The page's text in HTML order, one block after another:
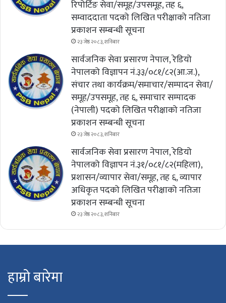
रिपोर्टिङ सेवा/समूह/उपसमूह, तह ६,
सम्वाददाता पदको लिखित परीक्षाको नतिजा
प्रकाशन सम्बन्धी सूचना
२३ जेष्ठ २०८३, शनिबार
सार्वजनिक सेवा प्रसारण नेपाल, रेडियो
नेपालको विज्ञापन नं.३३/०८१/८२(आ.ज.),
संचार तथा कार्यक्रम/समाचार/सम्पादन सेवा/
समूह/उपसमूह, तह ६, समाचार सम्पादक
(नेपाली) पदको लिखित परीक्षाको नतिजा
प्रकाशन सम्बन्धी सूचना
२३ जेष्ठ २०८३, शनिबार
सार्वजनिक सेवा प्रसारण नेपाल, रेडियो
नेपालको विज्ञापन नं.३१/०८१/८२(महिला),
प्रशासन/व्यापार सेवा/समूह, तह ६, व्यापार
अधिकृत पदको लिखित परीक्षाको नतिजा
प्रकाशन सम्बन्धी सूचना
२३ जेष्ठ २०८३, शनिबार
हाम्रो बारेमा